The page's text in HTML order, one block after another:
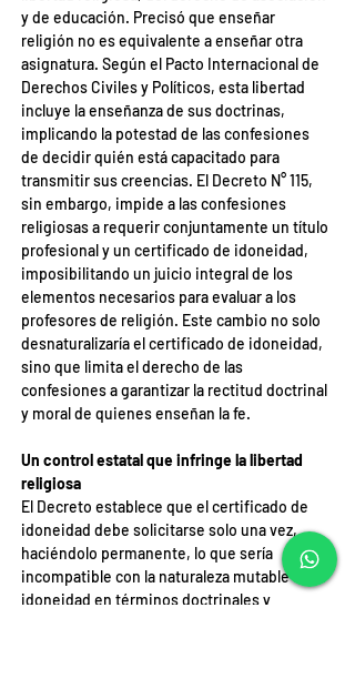
y de educación. Precisó que enseñar
religión no es equivalente a enseñar otra
asignatura. Según el Pacto Internacional de
Derechos Civiles y Políticos, esta libertad
incluye la enseñanza de sus doctrinas,
implicando la potestad de las confesiones
de decidir quién está capacitado para
transmitir sus creencias. El Decreto N° 115,
sin embargo, impide a las confesiones
religiosas a requerir conjuntamente un título
profesional y un certificado de idoneidad,
imposibilitando un juicio integral de los
elementos necesarios para evaluar a los
profesores de religión. Este cambio no solo
desnaturalizaría el certificado de idoneidad,
sino que limita el derecho de las
confesiones a garantizar la rectitud doctrinal
y moral de quienes enseñan la fe.
Un control estatal que infringe la libertad
religiosa
El Decreto establece que el certificado de
idoneidad debe solicitarse solo una vez,
haciéndolo permanente, lo que sería
incompatible con la naturaleza mutable de la
idoneidad en términos doctrinales y